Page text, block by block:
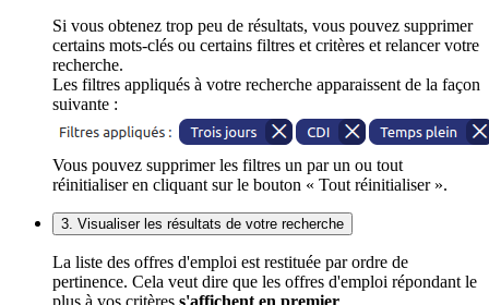
Si vous obtenez trop peu de résultats, vous pouvez supprimer
certains mots-clés ou certains filtres et critères et relancer votre
recherche.
Les filtres appliqués à votre recherche apparaissent de la façon
suivante :
Vous pouvez supprimer les filtres un par un ou tout
réinitialiser en cliquant sur le bouton « Tout réinitialiser ».
3. Visualiser les résultats de votre recherche
La liste des offres d'emploi est restituée par ordre de
pertinence. Cela veut dire que les offres d'emploi répondant le
plus à vos critères s'affichent en premier